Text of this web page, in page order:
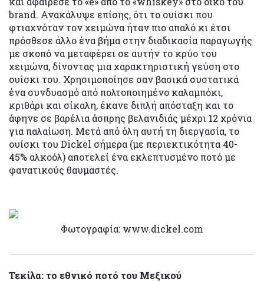
brand. Ανακάλυψε επίσης, ότι το ουίσκι που
φτιαχνόταν τον χειμώνα ήταν πιο απαλό κι έτσι
πρόσθεσε άλλο ένα βήμα στην διαδικασία παραγωγής
με σκοπό να μεταφέρει σε αυτήν το κρύο του
χειμώνα, δίνοντας μια χαρακτηριστική γεύση στο
ουίσκι του. Χρησιμοποίησε σαν βασικά συστατικά
ένα συνδυασμό από πολτοποιημένο καλαμπόκι,
κριθάρι και σίκαλη, έκανε διπλή απόσταξη και το
άφηνε σε βαρέλια άσπρης βελανιδιάς μέχρι 12 χρόνια
για παλαίωση. Μετά από όλη αυτή τη διεργασία, το
ουίσκι του Dickel σήμερα (με περιεκτικότητα 40-
45% αλκοόλ) αποτελεί ένα εκλεπτυσμένο ποτό με
φανατικούς θαυμαστές.
Φωτογραφία: www.dickel.com
Τεκίλα: το εθνικό ποτό του Μεξικού